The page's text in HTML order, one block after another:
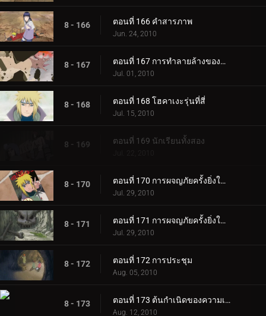
8 - 166 ตอนที่ 166 คำสารภาพ
Jun. 24, 2010
8 - 167 ตอนที่ 167 การทำลายล้างของดาวเคราะห์
Jul. 01, 2010
8 - 168 ตอนที่ 168 โฮคาเงะรุ่นที่สี่
Jul. 15, 2010
8 - 169 ตอนที่ 169 นักเรียนทั้งสอง
Jul. 22, 2010
8 - 170 ตอนที่ 170 การผจญภัยครั้งยิ่งใหญ่! ภารกิจตามหามรดกของโฮคาเงะรุ่นที่ 4 ~ ตอนที่ 1
Jul. 29, 2010
8 - 171 ตอนที่ 171 การผจญภัยครั้งยิ่งใหญ่! ภารกิจตามหามรดกของโฮคาเงะรุ่นที่ 4 ~ ตอนที่ 2
Jul. 29, 2010
8 - 172 ตอนที่ 172 การประชุม
Aug. 05, 2010
8 - 173 ตอนที่ 173 ต้นกำเนิดของความเจ็บปวด
Aug. 12, 2010